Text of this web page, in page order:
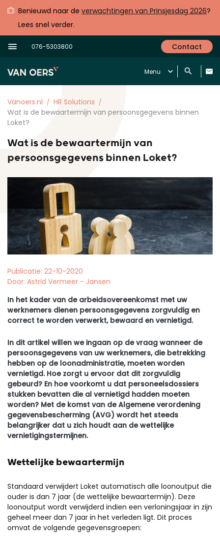
Benieuwd naar de verwachtingen van Prinsjesdag 2026?
Lees snel verder.
076-5303800 Contact
Menu
Vanoers.nl
HR Solutions
Wat is de bewaartermijn van persoonsgegevens binnen
Loket?
Wat is de bewaartermijn van
persoonsgegevens binnen Loket?
Publicatie: 22-10-2020
Door: Astrid Vermeer - Jansen
In het kader van de arbeidsovereenkomst met uw
werknemers dienen persoonsgegevens zorgvuldig en
correct te worden verwerkt, bewaard en vernietigd.
In dit artikel willen we ingaan op de vraag wanneer de
persoonsgegevens van uw werknemers, die betrekking
hebben op de loonadministratie, moeten worden
vernietigd. Hoe zorgt u ervoor dat dit zorgvuldig
gebeurd? En hoe voorkomt u dat personeelsdossiers
stukken bevatten die al vernietigd hadden moeten
worden? Met de komst van de Algemene verordening
gegevensbescherming (AVG) wordt het steeds
belangrijker dat u zich houdt aan de wettelijke
vernietigingstermijnen.
Wettelijke bewaartermijn
Standaard verwijdert Loket automatisch alle loonoutput die
ouder is dan 7 jaar (de wettelijke bewaartermijn). Deze
loonoutput wordt verwijderd indien een verloningsjaar in zijn
geheel meer dan 7 jaar in het verleden ligt. Dit proces
omvat de volgende gegevensgroepen: